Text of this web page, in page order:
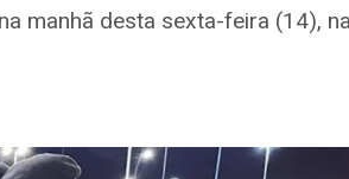
manhã desta sexta-feira (14),